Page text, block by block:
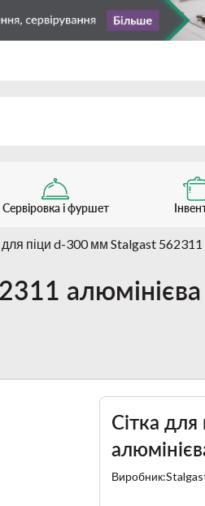
Сервіровка і фуршет
для піци d-300 мм Stalgast 562311
алюмінієва
Сітка
Виробник: